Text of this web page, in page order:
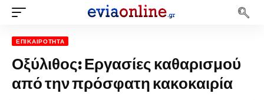
ΕΠΙΚΑΙΡΌΤΗΤΑ
Οξύλιθος: Εργασίες καθαρισμού
από την πρόσφατη κακοκαιρία